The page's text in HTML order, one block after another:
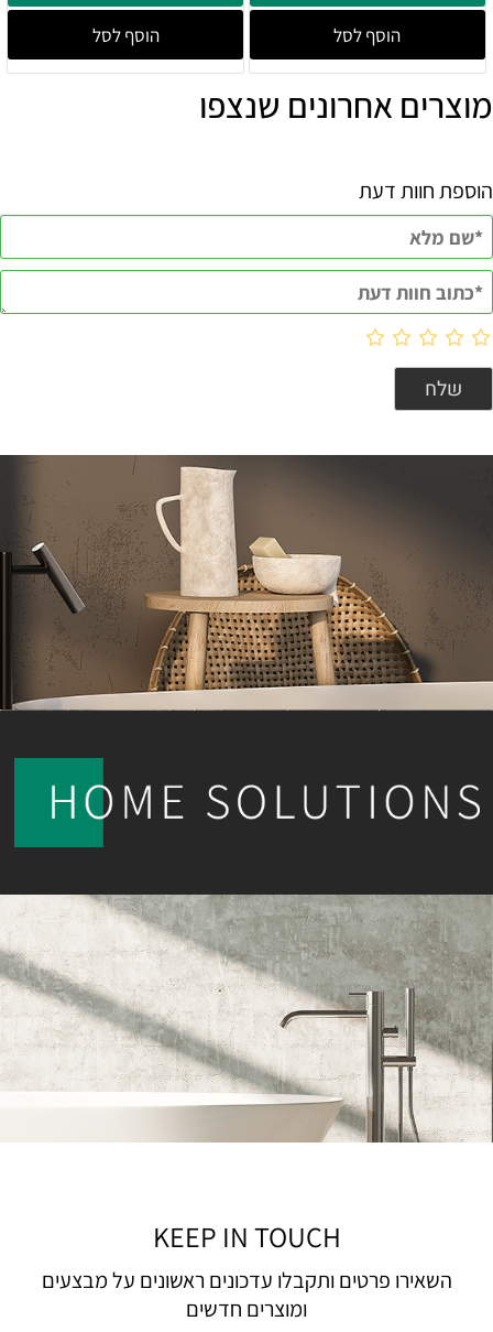
הוסף לסל הוסף לסל
מוצרים אחרונים שנצפו
הוספת חוות דעת
KEEP IN TOUCH
השאירו פרטים ותקבלו עדכונים ראשונים על מבצעים
ומוצרים חדשים